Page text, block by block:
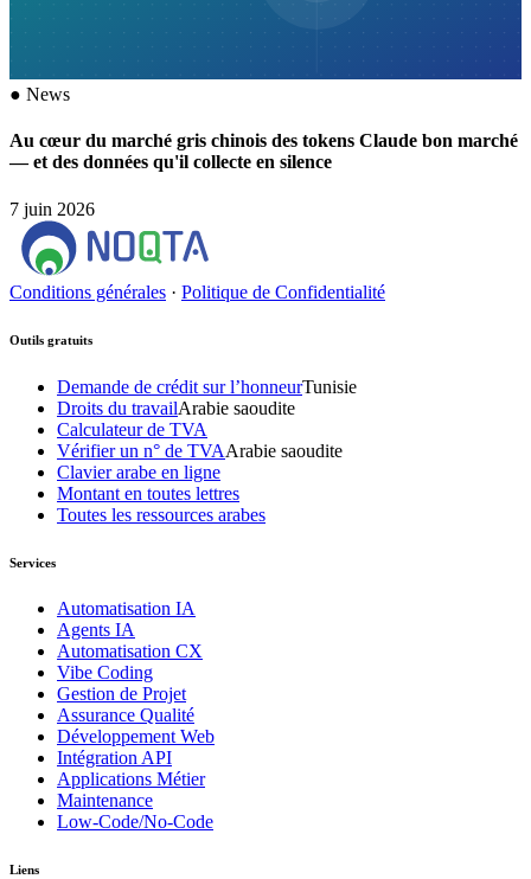
● News
Au cœur du marché gris chinois des tokens Claude bon marché
— et des données qu'il collecte en silence
7 juin 2026
Conditions générales · Politique de Confidentialité
Outils gratuits
Demande de crédit sur l’honneurTunisie
Droits du travailArabie saoudite
Calculateur de TVA
Vérifier un n° de TVAArabie saoudite
Clavier arabe en ligne
Montant en toutes lettres
Toutes les ressources arabes
Services
Automatisation IA
Agents IA
Automatisation CX
Vibe Coding
Gestion de Projet
Assurance Qualité
Développement Web
Intégration API
Applications Métier
Maintenance
Low-Code/No-Code
Liens